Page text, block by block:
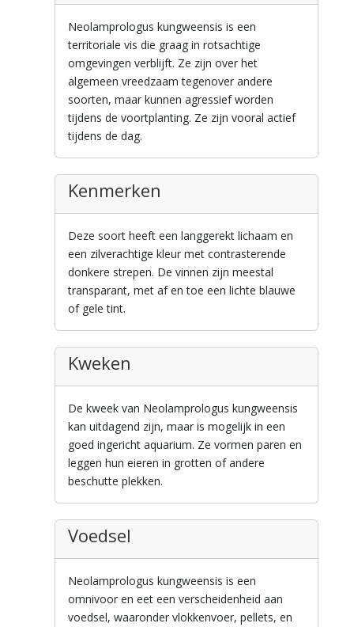
Neolamprologus kungweensis is een
territoriale vis die graag in rotsachtige
omgevingen verblijft. Ze zijn over het
algemeen vreedzaam tegenover andere
soorten, maar kunnen agressief worden
tijdens de voortplanting. Ze zijn vooral actief
tijdens de dag.
Kenmerken
Deze soort heeft een langgerekt lichaam en
een zilverachtige kleur met contrasterende
donkere strepen. De vinnen zijn meestal
transparant, met af en toe een lichte blauwe
of gele tint.
Kweken
De kweek van Neolamprologus kungweensis
kan uitdagend zijn, maar is mogelijk in een
goed ingericht aquarium. Ze vormen paren en
leggen hun eieren in grotten of andere
beschutte plekken.
Voedsel
Neolamprologus kungweensis is een
omnivoor en eet een verscheidenheid aan
voedsel, waaronder vlokkenvoer, pellets, en